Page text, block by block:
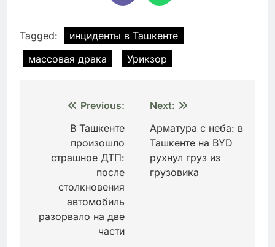
Tagged:
инциденты в Ташкенте
массовая драка
Урикзор
Навигация
записям
Previous:
В Ташкенте
произошло
страшное ДТП:
после
столкновения
автомобиль
разорвало на две
части
Next:
Арматура с неба: в
Ташкенте на BYD
рухнул груз из
грузовика